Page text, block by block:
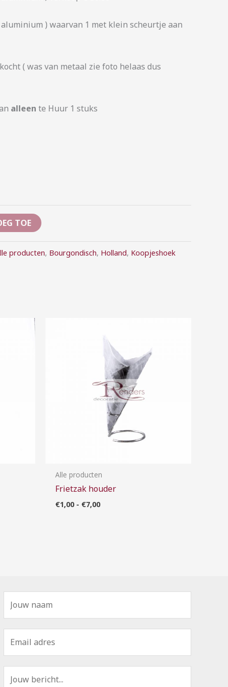
) waarvan 1 met klein scheurtje aan
( was van metaal zie foto helaas dus
alleen te Huur 1 stuks
TOE
producten, Bourgondisch, Holland, Koopjeshoek
Alle producten
Frietzak houder
€1,00 - €7,00
tot
€7,00
m
*m